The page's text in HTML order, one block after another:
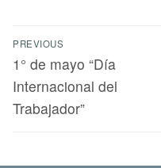
PREVIOUS
1° de mayo “Día
Internacional del
Trabajador”